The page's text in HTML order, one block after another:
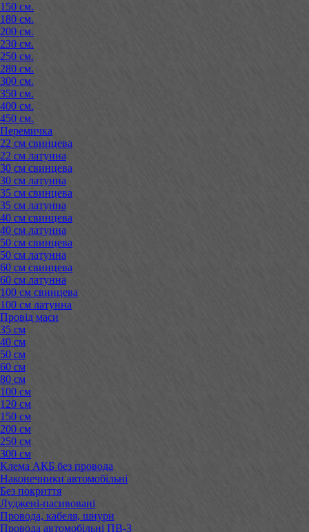
150 см.
180 см.
200 см.
230 см.
250 см.
280 см.
300 см.
350 см.
400 см.
450 см.
Перемичка
22 см свинцева
22 см латунна
30 см свинцева
30 см латунна
35 см свинцева
35 см латунна
40 см свинцева
40 см латунна
50 см свинцева
50 см латунна
60 см свинцева
60 см латунна
100 см свинцева
100 см латунна
Провід маси
35 см
40 см
50 см
60 см
80 см
100 см
120 см
150 см
200 см
250 см
300 см
Клема АКБ без провода
Наконечники автомобільні
Без покриття
Луджені-пасивовані
Провода, кабеля, шнури
Провода автомобільні ПВ-3